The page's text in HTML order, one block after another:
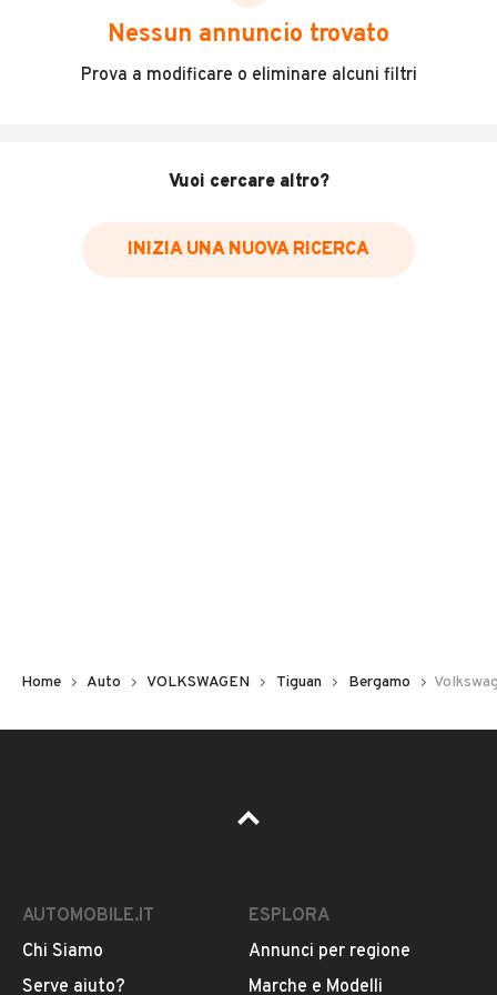
scegliere in modo trasparente e sicuro, come:
Incidenti in cui è stato coinvolto il veicolo
Data e luogo delle revisioni effettuate
Inserisci il numero di targa per verificare la disponibilità
Pubblicità
Nessun annuncio trovato
Prova a modificare o eliminare alcuni filtri
Vuoi cercare altro?
INIZIA UNA NUOVA RICERCA
Home Auto VOLKSWAGEN Tiguan Bergamo
AUTOMOBILE.IT
Chi Siamo
Serve aiuto?
ESPLORA
Annunci per regione
Marche e Modelli